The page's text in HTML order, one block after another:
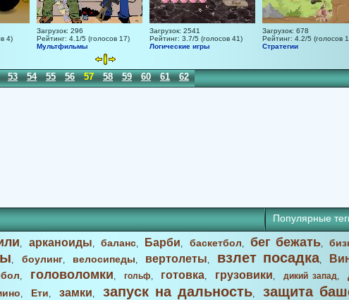
4)
Загрузок: 296
Рейтинг: 4.1/5 (голосов 17)
Мультфильмы
Загрузок: 2541
Рейтинг: 3.7/5 (голосов 41)
Логические игры
Загрузок: 678
Рейтинг: 4.2/5 (голосов
Стратегии
53 54 55 56 57 58 59 60 61 62 63 64 65 66 67 68 69 70
Популярные
, арканоиды, баланс, Барби, баскетбол, бег бежать,
, боулинг, велосипеды, вертолеты, взлет посадка,
, головоломки, гольф, готовка, грузовики,дикий запад,
, Ети, замки, запуск на дальность, защита